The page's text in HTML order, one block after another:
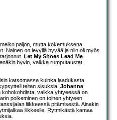
paljon, mutta kokemuksena
Nainen on levyllä hyvää ja niin oli myös
Let My Shoes Lead Me
hyvin, vaikka rumputaustat
katsomassa kuinka laadukasta
teltan sisuksia. Johanna
kohokohdista, vaikka yhtyeessä on
polkeminen on toinen yhtyeen
liikkeessä pitämisestä. Ainakin
liikkeelle. Rytmikästä kamaa